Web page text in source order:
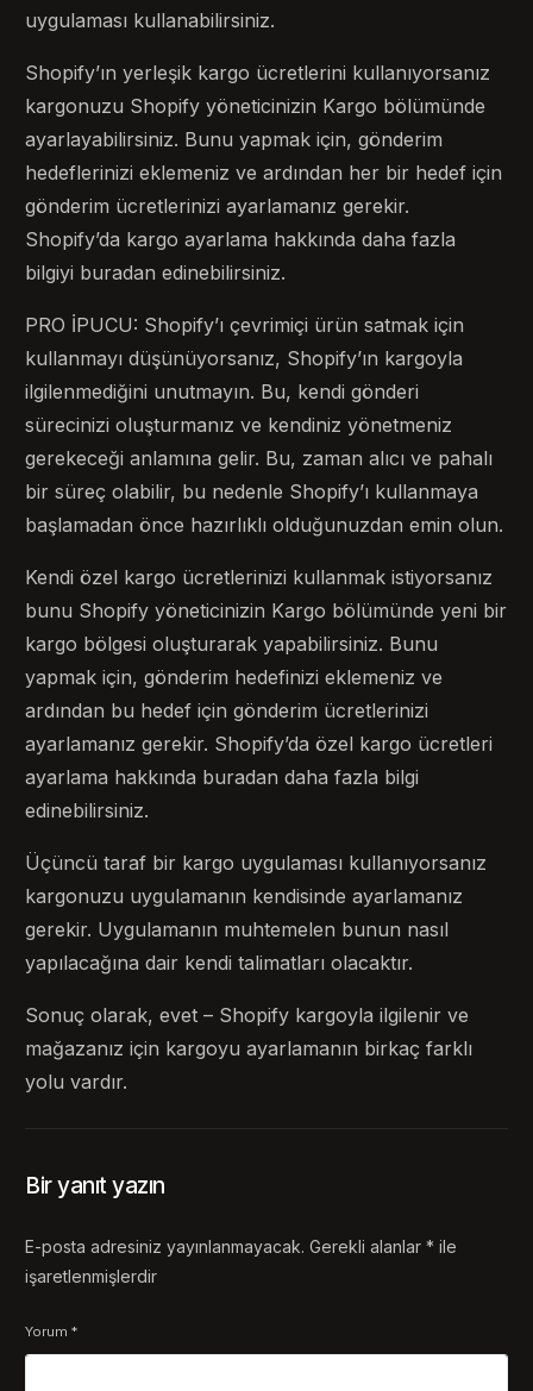
uygulaması kullanabilirsiniz.
Shopify’ın yerleşik kargo ücretlerini kullanıyorsanız
kargonuzu Shopify yöneticinizin Kargo bölümünde
ayarlayabilirsiniz. Bunu yapmak için, gönderim
hedeflerinizi eklemeniz ve ardından her bir hedef için
gönderim ücretlerinizi ayarlamanız gerekir.
Shopify’da kargo ayarlama hakkında daha fazla
bilgiyi buradan edinebilirsiniz.
PRO İPUCU: Shopify’ı çevrimiçi ürün satmak için
kullanmayı düşünüyorsanız, Shopify’ın kargoyla
ilgilenmediğini unutmayın. Bu, kendi gönderi
sürecinizi oluşturmanız ve kendiniz yönetmeniz
gerekeceği anlamına gelir. Bu, zaman alıcı ve pahalı
bir süreç olabilir, bu nedenle Shopify’ı kullanmaya
başlamadan önce hazırlıklı olduğunuzdan emin olun.
Kendi özel kargo ücretlerinizi kullanmak istiyorsanız
bunu Shopify yöneticinizin Kargo bölümünde yeni bir
kargo bölgesi oluşturarak yapabilirsiniz. Bunu
yapmak için, gönderim hedefinizi eklemeniz ve
ardından bu hedef için gönderim ücretlerinizi
ayarlamanız gerekir. Shopify’da özel kargo ücretleri
ayarlama hakkında buradan daha fazla bilgi
edinebilirsiniz.
Üçüncü taraf bir kargo uygulaması kullanıyorsanız
kargonuzu uygulamanın kendisinde ayarlamanız
gerekir. Uygulamanın muhtemelen bunun nasıl
yapılacağına dair kendi talimatları olacaktır.
Sonuç olarak, evet – Shopify kargoyla ilgilenir ve
mağazanız için kargoyu ayarlamanın birkaç farklı
yolu vardır.
Bir yanıt yazın
E-posta adresiniz yayınlanmayacak. Gerekli alanlar* ile
işaretlenmişlerdir
Yorum*